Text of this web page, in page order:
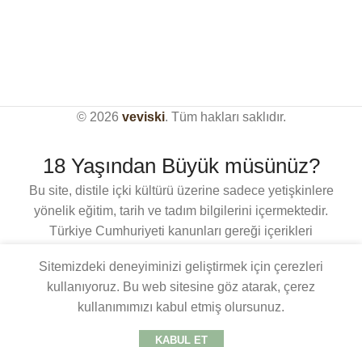
© 2026 veviski. Tüm hakları saklıdır.
Sitemizdeki deneyiminizi geliştirmek için çerezleri
kullanıyoruz. Bu web sitesine göz atarak, çerez
kullanımımızı kabul etmiş olursunuz.
KABUL ET
18 Yaşından Büyük müsünüz?
Bu site, distile içki kültürü üzerine sadece yetişkinlere
yönelik eğitim, tarih ve tadım bilgilerini içermektedir.
Türkiye Cumhuriyeti kanunları gereği içerikleri
gerekmektedir.Giriş yapmak için lütfen yaşınızı
doğrulayın.
18 YAŞ VE ÜZERI 18 YAŞ ALTI